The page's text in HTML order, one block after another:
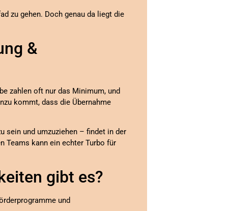
zu gehen. Doch genau da liegt die
&
zahlen oft nur das Minimum, und
kommt, dass die Übernahme
sein und umzuziehen – findet in der
Teams kann ein echter Turbo für
gibt es?
und